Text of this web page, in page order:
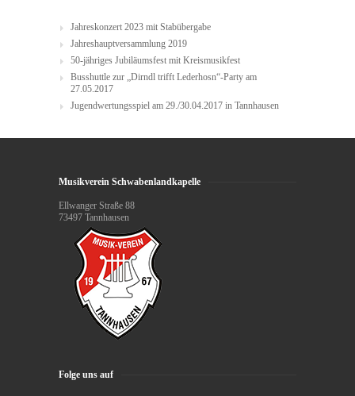
Jahreskonzert 2023 mit Stabübergabe
Jahreshauptversammlung 2019
50-jähriges Jubiläumsfest mit Kreismusikfest
Busshuttle zur „Dirndl trifft Lederhosn“-Party am
27.05.2017
Jugendwertungsspiel am 29./30.04.2017 in Tannhausen
Musikverein Schwabenlandkapelle
Ellwanger Straße 88
73497 Tannhausen
Folge uns auf